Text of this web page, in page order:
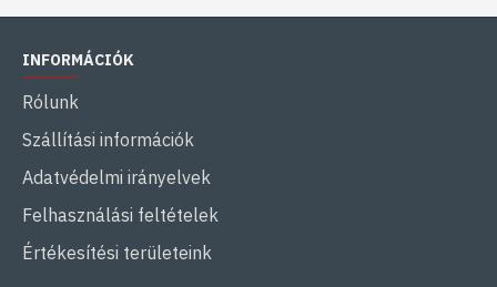
INFORMÁCIÓK
Rólunk
Szállítási információk
Adatvédelmi irányelvek
Felhasználási feltételek
Értékesítési területeink